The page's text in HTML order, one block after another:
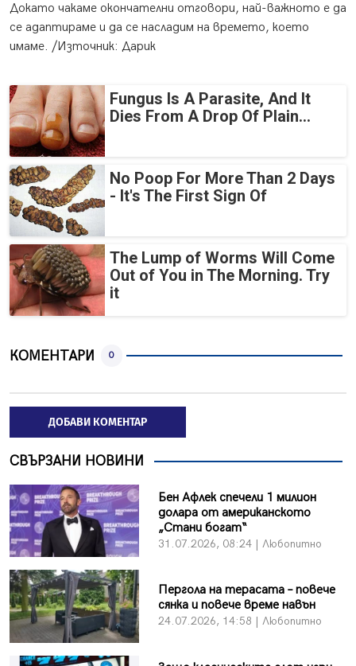
Докато чакаме окончателни отговори, най-важното е да
се адаптираме и да се насладим на времето, което
имаме. /Източник: Дарик
Fungus Is A Parasite, And It
Dies From A Drop Of Plain...
No Poop For More Than 2 Days
- It's The First Sign Of
The Lump of Worms Will Come
Out of You in The Morning. Try
it
КОМЕНТАРИ 0
ДОБАВИ КОМЕНТАР
СВЪРЗАНИ НОВИНИ
Бен Афлек спечели 1 милион
долара от американското
„Стани богат“
31.07.2026, 08:24 | Любопитно
Пергола на терасата – повече
сянка и повече време навън
24.07.2026, 14:58 | Любопитно